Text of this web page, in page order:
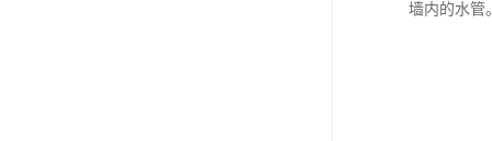
墙内的水管